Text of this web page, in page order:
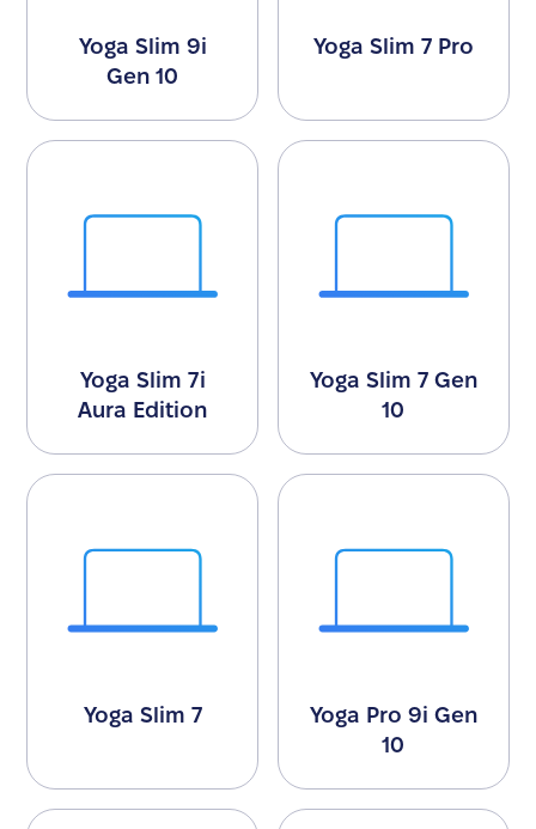
Yoga Slim 9i
Gen 10
Yoga Slim 7 Pro
Yoga Slim 7i
Aura Edition
Yoga Slim 7 Gen
10
Yoga Slim 7
Yoga Pro 9i Gen
10